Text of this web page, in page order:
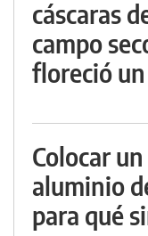
cáscaras
campo
floreció
Colocar
aluminio
para qué